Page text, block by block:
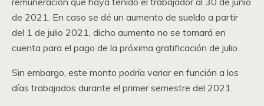
de 2021. En caso se dé un aumento de sueldo a partir
del 1 de julio 2021, dicho aumento no se tomará en
cuenta para el pago de la próxima gratificación de julio.
Sin embargo, este monto podría variar en función a los
días trabajados durante el primer semestre del 2021.